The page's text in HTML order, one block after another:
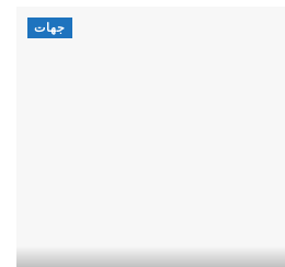
جهات